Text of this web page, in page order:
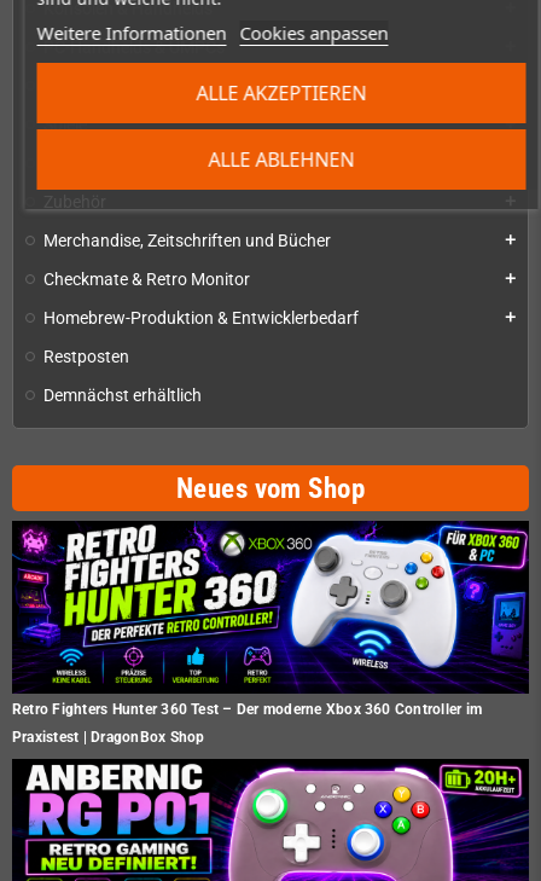
Weitere Informationen Cookies anpassen
ALLE ABLEHNEN
ALLE AKZEPTIEREN
Konsolen & Handhelds
PC-Handhelds & UMPCs
Spiele add
Reparaturen, Mods & Ersatzteile
Merchandise, Zeitschriften und Bücher add
Checkmate & Retro Monitor add
Homebrew-Produktion & Entwicklerbedarf add
Restposten
Demnächst erhältlich
Neues vom Shop
Retro Fighters Hunter 360 Test – Der moderne Xbox 360 Controller im
Praxistest | DragonBox Shop